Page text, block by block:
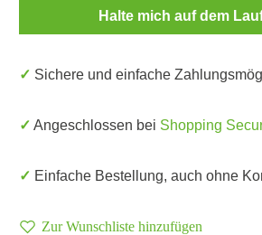
Halte mich auf dem
✓ Sichere und einfache
✓ Angeschlossen bei Shopping
✓ Einfache Bestellung, auch ohne
Zur Wunschliste hinzufügen